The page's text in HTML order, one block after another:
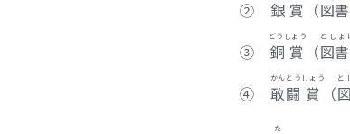
② 銀賞 （図
③ 銅賞
どうしょう
（図
としょ
④ 敢
かん
闘
とう
賞
しょう
（
と
た